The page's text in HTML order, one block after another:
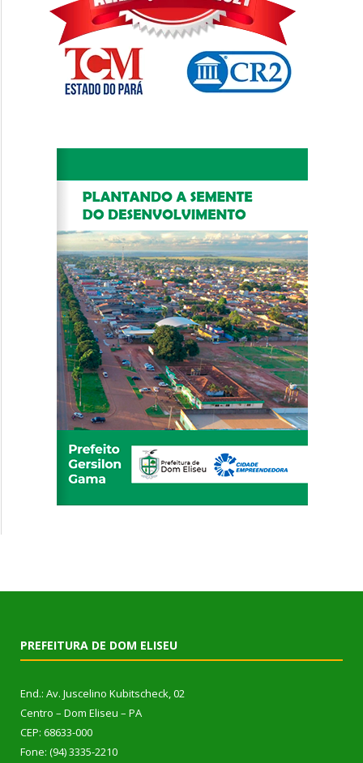
PREFEITURA DE DOM ELISEU
End.: Av. Juscelino Kubitscheck, 02
Centro – Dom Eliseu – PA
CEP: 68633-000
Fone: (94) 3335-2210